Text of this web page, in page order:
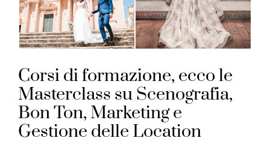
Corsi di formazione, ecco le
Masterclass su Scenografia,
Bon Ton, Marketing e
Gestione delle Location